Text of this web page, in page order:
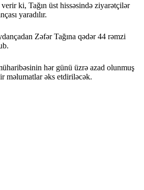
ki, Tağın üst hissəsində ziyarətçilər
yaradılır.
Zəfər Tağına qədər 44 rəmzi
hər günü üzrə azad olunmuş
məlumatlar əks etdiriləcək.